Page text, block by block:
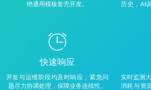
绝通用模板套壳开发。
历史，AI
快速响应
开发与运维阶段均及时响应，紧急问
题尽力协调处理，保障业务连续性。
实时监测
消耗与资